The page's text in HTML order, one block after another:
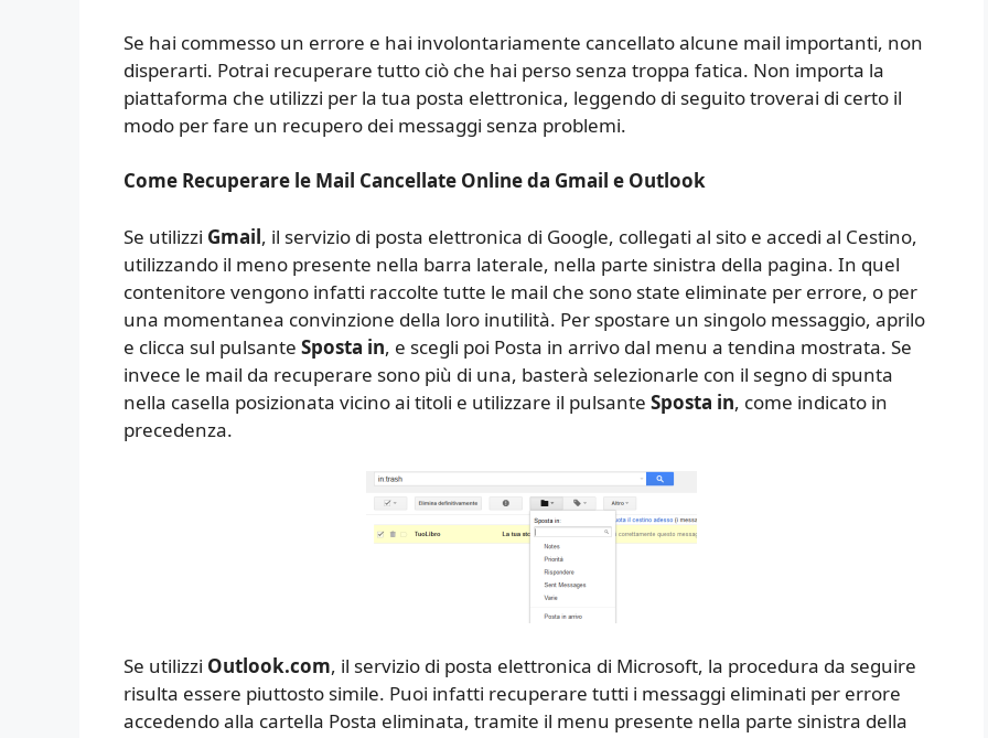
Se hai commesso un errore e hai involontariamente cancellato alcune mail importanti, non
disperarti. Potrai recuperare tutto ciò che hai perso senza troppa fatica. Non importa la
piattaforma che utilizzi per la tua posta elettronica, leggendo di seguito troverai di certo il
modo per fare un recupero dei messaggi senza problemi.
Come Recuperare le Mail Cancellate Online da Gmail e Outlook
Se utilizzi Gmail, il servizio di posta elettronica di Google, collegati al sito e accedi al Cestino,
utilizzando il meno presente nella barra laterale, nella parte sinistra della pagina. In quel
contenitore vengono infatti raccolte tutte le mail che sono state eliminate per errore, o per
una momentanea convinzione della loro inutilità. Per spostare un singolo messaggio, aprilo
e clicca sul pulsante Sposta in, e scegli poi Posta in arrivo dal menu a tendina mostrata. Se
invece le mail da recuperare sono più di una, basterà selezionarle con il segno di spunta
nella casella posizionata vicino ai titoli e utilizzare il pulsante Sposta in, come indicato in
precedenza.
Se utilizzi Outlook.com, il servizio di posta elettronica di Microsoft, la procedura da seguire
risulta essere piuttosto simile. Puoi infatti recuperare tutti i messaggi eliminati per errore
accedendo alla cartella Posta eliminata, tramite il menu presente nella parte sinistra della